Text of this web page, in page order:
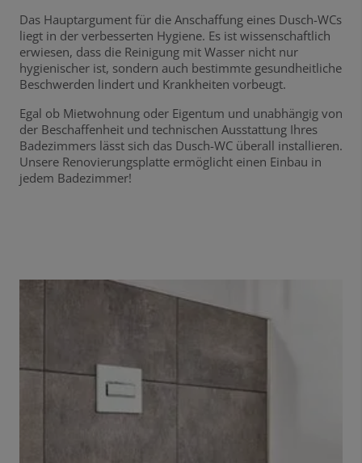
Das Hauptargument für die Anschaffung eines Dusch-WCs
liegt in der verbesserten Hygiene. Es ist wissenschaftlich
erwiesen, dass die Reinigung mit Wasser nicht nur
hygienischer ist, sondern auch bestimmte gesundheitliche
Beschwerden lindert und Krankheiten vorbeugt.
Egal ob Mietwohnung oder Eigentum und unabhängig von
der Beschaffenheit und technischen Ausstattung Ihres
Badezimmers lässt sich das Dusch-WC überall installieren.
Unsere Renovierungsplatte ermöglicht einen Einbau in
jedem Badezimmer!